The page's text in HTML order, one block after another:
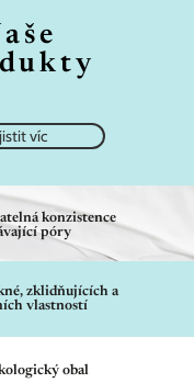
víc
konzistence
póry
zklidňujících a
vlastností
obal